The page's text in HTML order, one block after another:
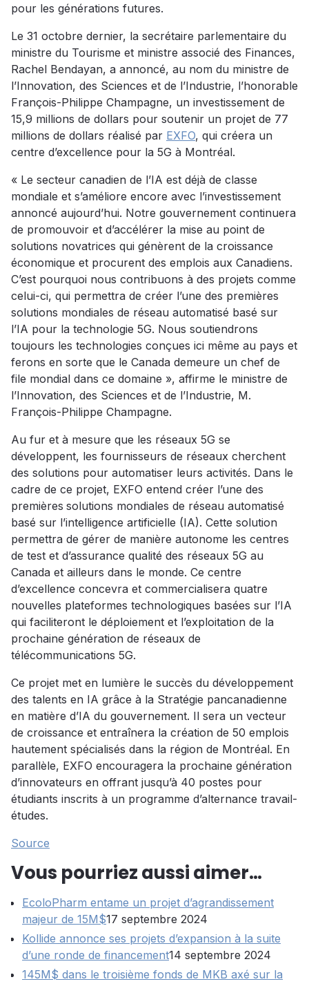
pour les générations futures.
Le 31 octobre dernier, la secrétaire parlementaire du
ministre du Tourisme et ministre associé des Finances,
Rachel Bendayan, a annoncé, au nom du ministre de
l’Innovation, des Sciences et de l’Industrie, l’honorable
François-Philippe Champagne, un investissement de
15,9 millions de dollars pour soutenir un projet de 77
millions de dollars réalisé par EXFO, qui créera un
centre d’excellence pour la 5G à Montréal.
« Le secteur canadien de l’IA est déjà de classe
mondiale et s’améliore encore avec l’investissement
annoncé aujourd’hui. Notre gouvernement continuera
de promouvoir et d’accélérer la mise au point de
solutions novatrices qui génèrent de la croissance
économique et procurent des emplois aux Canadiens.
C’est pourquoi nous contribuons à des projets comme
celui-ci, qui permettra de créer l’une des premières
solutions mondiales de réseau automatisé basé sur
l’IA pour la technologie 5G. Nous soutiendrons
toujours les technologies conçues ici même au pays et
ferons en sorte que le Canada demeure un chef de
file mondial dans ce domaine », affirme le ministre de
l’Innovation, des Sciences et de l’Industrie, M.
François-Philippe Champagne.
Au fur et à mesure que les réseaux 5G se
développent, les fournisseurs de réseaux cherchent
des solutions pour automatiser leurs activités. Dans le
cadre de ce projet, EXFO entend créer l’une des
premières solutions mondiales de réseau automatisé
basé sur l’intelligence artificielle (IA). Cette solution
permettra de gérer de manière autonome les centres
de test et d’assurance qualité des réseaux 5G au
Canada et ailleurs dans le monde. Ce centre
d’excellence concevra et commercialisera quatre
nouvelles plateformes technologiques basées sur l’IA
qui faciliteront le déploiement et l’exploitation de la
prochaine génération de réseaux de
télécommunications 5G.
Ce projet met en lumière le succès du développement
des talents en IA grâce à la Stratégie pancanadienne
en matière d’IA du gouvernement. Il sera un vecteur
de croissance et entraînera la création de 50 emplois
hautement spécialisés dans la région de Montréal. En
parallèle, EXFO encouragera la prochaine génération
d’innovateurs en offrant jusqu’à 40 postes pour
étudiants inscrits à un programme d’alternance travail-
études.
Source
Vous pourriez aussi aimer…
EcoloPharm entame un projet d’agrandissement
majeur de 15M$17 septembre 2024
Kollide annonce ses projets d’expansion à la suite
d’une ronde de financement14 septembre 2024
145M$ dans le troisième fonds de MKB axé sur la